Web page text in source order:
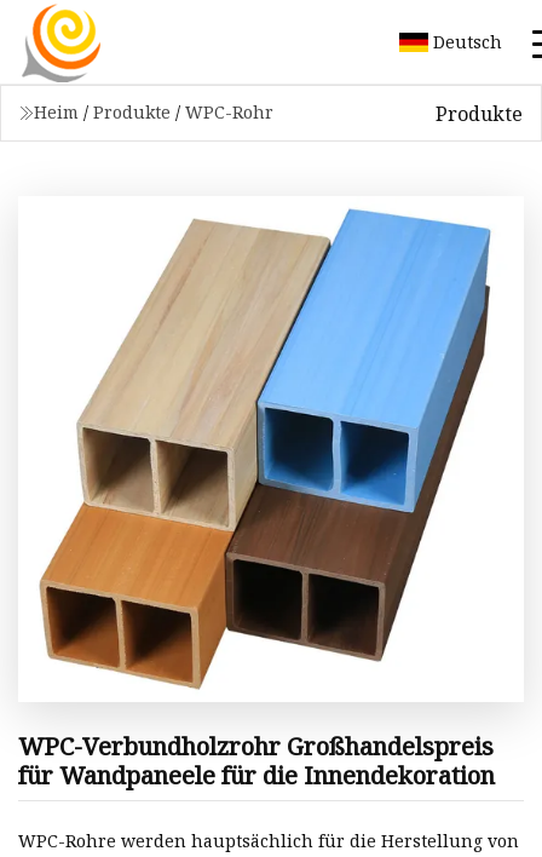
Deutsch
Heim / Produkte / WPC-Rohr Produkte
WPC-Verbundholzrohr Großhandelspreis
für Wandpaneele für die Innendekoration
WPC-Rohre werden hauptsächlich für die Herstellung von